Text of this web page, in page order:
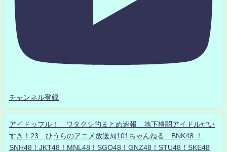
チャンネル登録
アイドッフル！ ワタクシ的まとめ速報 地下格闘アイドルだい
すき！23 ひうらのアニメ放送局101ちゃんねる BNK48 ！
SNH48！JKT48！MNL48！SGO48！GNZ48！STU48！SKE48